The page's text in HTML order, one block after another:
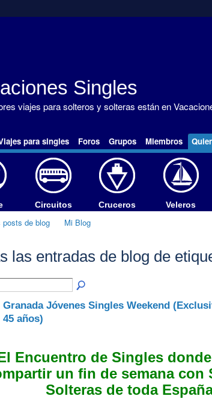
Singles
viajes para solteros y solteras están en
para singles Foros Grupos Miembros
Circuitos Cruceros Veleros
posts de blog Mi Blog
las entradas de blog de
Granada Jóvenes Singles Weekend
45 años)
Encuentro de Singles
un fin de semana con
Solteras de toda